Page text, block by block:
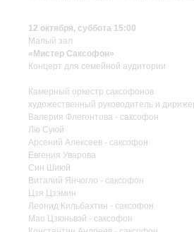
12 октября, суббота 15:00
Малый зал
«Мистер Саксофон»
Концерт для семейной аудитории
Камерный оркестр саксофонов
художественный руководитель и
Валерия Флегонтова - саксофон
Лю Суюй
Арсений Алексеев - саксофон
Евгения Уварова
Син Шиюй
Виталий Янчогло - саксофон
Цзя Цзэмин
Леонид Кильбахтин - саксофон
Мао Цзюньвэй - саксофон